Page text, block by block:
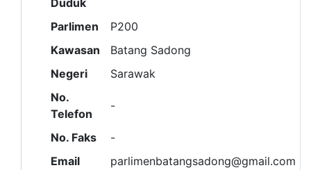
Parlimen
P200
Kawasan
Batang Sadong
Negeri
Sarawak
No.
Telefon
-
No. Faks
-
Email
parlimenbatangsadong@gmail.com